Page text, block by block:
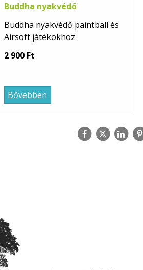
Buddha nyakvédő
Buddha nyakvédő paintball és
Airsoft játékokhoz
2 900 Ft
Bővebben